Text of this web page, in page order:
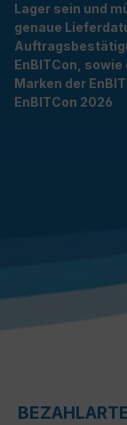
Lager sein und
genaue
EnBITCon,
Marken der
EnBITCon 2026